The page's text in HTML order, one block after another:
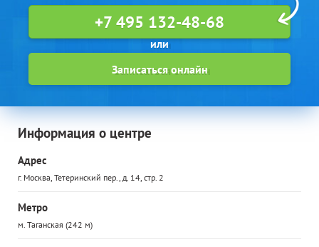
+7 495 132-48-68
Записаться онлайн
Информация о центре
Адрес
г. Москва, Тетеринский пер., д. 14, стр. 2
Метро
м. Таганская (242 м)